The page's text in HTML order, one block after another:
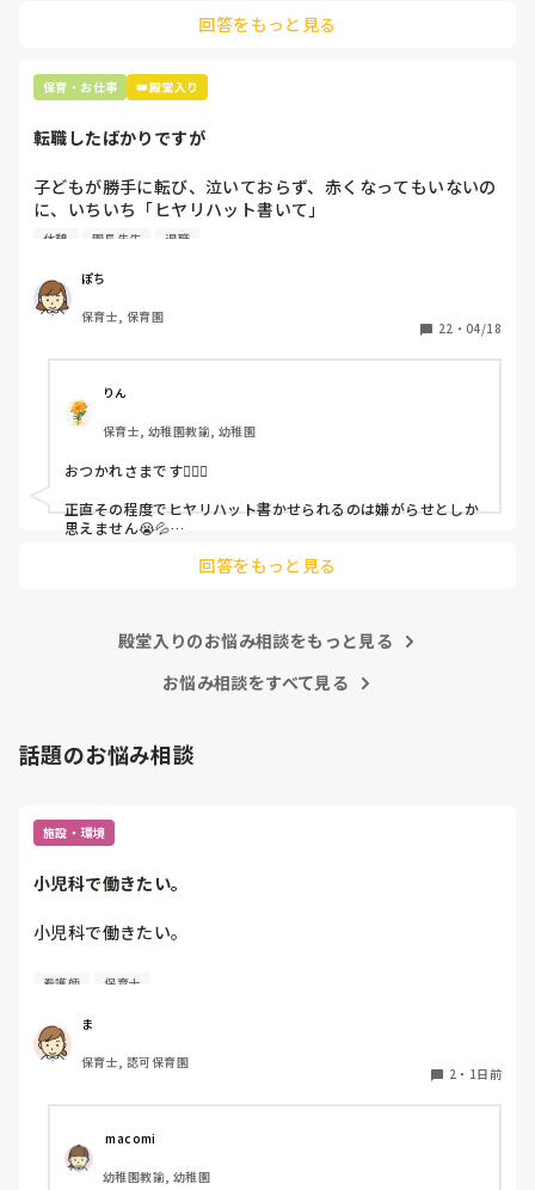
て貰い、主任に報告してます。
回答をもっと見る
保育・お仕事 👑殿堂入り
転職したばかりですが
子どもが勝手に転び、泣いておらず、赤くなってもいないの
に、いちいち「ヒヤリハット書いて」
と書かされ
（そう言う本人は書かない）
しかも、上司に↑この内容でも
ちゃんと考えて対策を練って書き込むようにと。
呼ばれて一緒に対策を考えさせられること多数
これだけで30〜40分拘束されて辛いです
皆さんの園はどうですか?
休憩 園長先生 退職
ぽち
保育士, 保育園
22 ・ 04/18
りん
保育士, 幼稚園教諭, 幼稚園
おつかれさまです🙇🏻‍♀️
正直その程度でヒヤリハット書かせられるのは嫌がらせとしか
思えません😭💦
回答をもっと見る
殿堂入りのお悩み相談をもっと見る
お悩み相談をすべて見る
話題のお悩み相談
施設・環境
小児科で働きたい。
小児科で働きたい。
今は保育園勤務ですが、
本当は小児科で保育士として
働きたいです。
しかし、地方なのかそのような求人が
ほぼなく、ホームページなどもチェック
していますが見つかりません😭
看護師 保育士
ま
保育士, 認可保育園
2 ・ 1日前
macomi
幼稚園教諭, 幼稚園